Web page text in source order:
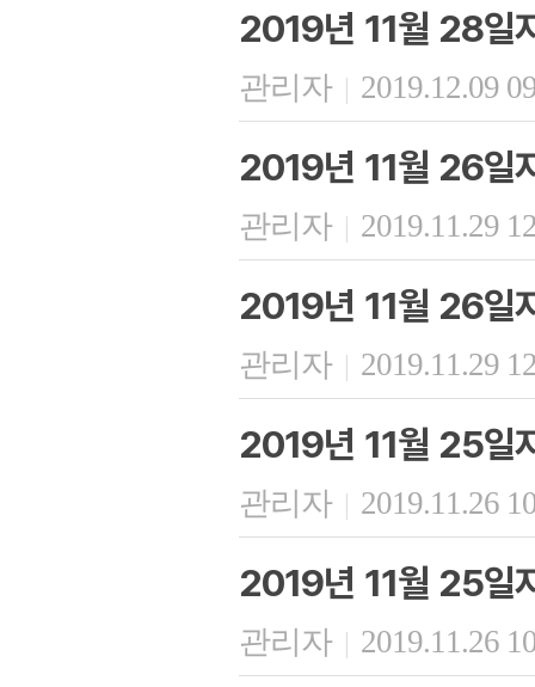
2019년 11월 28일
관리자 | 2019.12.09
2019년 11월 26일
관리자 | 2019.11.29
2019년 11월 26일
관리자 | 2019.11.29
2019년 11월 25일
관리자 | 2019.11.26
2019년 11월 25일
관리자 | 2019.11.26